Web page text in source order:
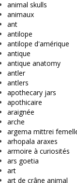
animal skulls
animaux
ant
antilope
antilope d'amérique
antique
antique anatomy
antler
antlers
apothecary jars
apothicaire
araignée
arche
argema mittrei
arhopala araxes
armoire à curiosités
ars goetia
art
art de crâne animal